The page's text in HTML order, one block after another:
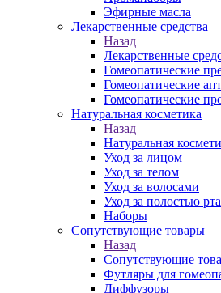
Эфирные масла
Лекарственные средства
Назад
Лекарственные
Гомеопатические
Гомеопатические
Гомеопатические
Натуральная косметика
Назад
Натуральная
Уход за лицом
Уход за телом
Уход за волосами
Уход за полостью рта
Наборы
Сопутствующие товары
Назад
Сопутствующие
Футляры для
Диффузоры